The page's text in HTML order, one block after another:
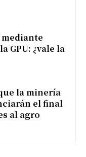
mediante
GPU: ¿vale la
la minería
el final
al agro